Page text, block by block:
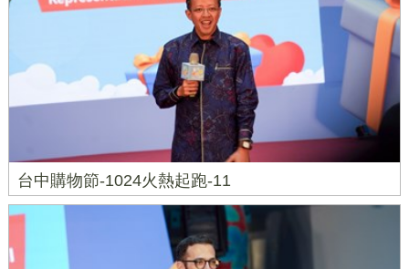
台中購物節-1024火熱起跑-11